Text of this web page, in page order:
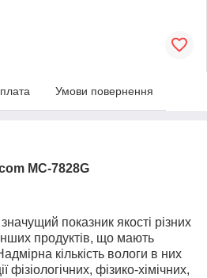
Умови повернення
MC-7828G
показник якості різних
продуктів, що мають
кількість вологи в них
фізіологічних, фізико-хімічних,